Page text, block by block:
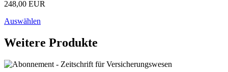
248,00 EUR
Auswählen
Weitere Produkte